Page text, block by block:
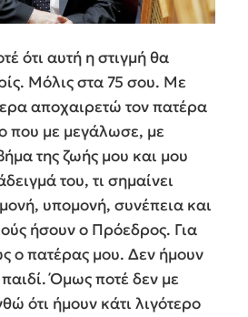
ότι αυτή η στιγμή θα
Μόλις στα 75 σου. Με
αποχαιρετώ τον πατέρα
που με μεγάλωσε, με
της ζωής μου και μου
του, τι σημαίνει
υπομονή, συνέπεια και
ήσουν ο Πρόεδρος. Για
ο πατέρας μου. Δεν ήμουν
Όμως ποτέ δεν με
ότι ήμουν κάτι λιγότερο